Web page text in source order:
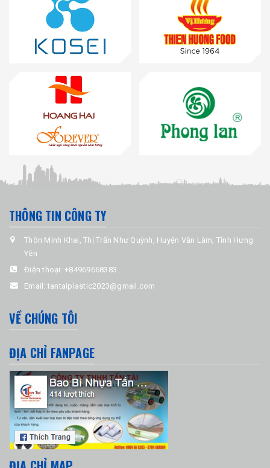
THÔNG TIN CÔNG TY
Thôn Minh Khai, Thị Trấn Như Quỳnh, Huyện Văn Lâm, Tỉnh Hưng
Yên
Điện thoại: +84969668383
Email:tantaiplastic2023@gmail.com
VỀ CHÚNG TÔI
ĐỊA CHỈ FANPAGE